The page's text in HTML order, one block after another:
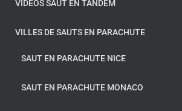
VIDÉOS SAUT EN TANDEM
VILLES DE SAUTS EN PARACHUTE
SAUT EN PARACHUTE NICE
SAUT EN PARACHUTE MONACO